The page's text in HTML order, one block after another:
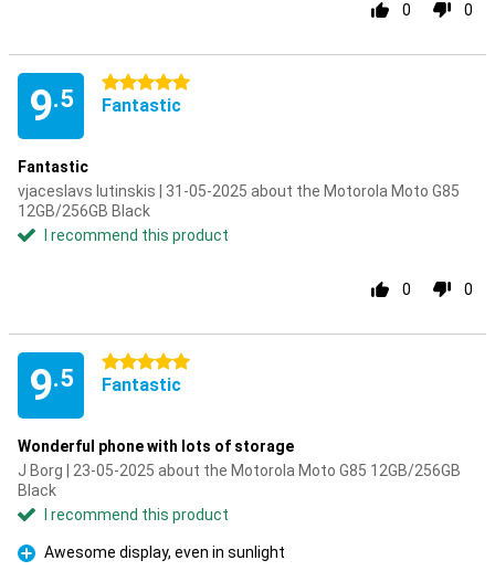
0 0
9.5
5 stars
Fantastic
Fantastic
vjaceslavs lutinskis | 31-05-2025 about the Motorola Moto G85
12GB/256GB Black
I recommend this product
0 0
9.5
5 stars
Fantastic
Wonderful phone with lots of storage
J Borg | 23-05-2025 about the Motorola Moto G85 12GB/256GB
Black
I recommend this product
Pro
Awesome display, even in sunlight